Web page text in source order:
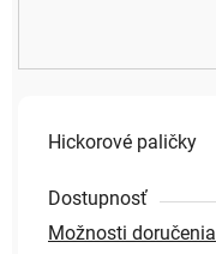
Hickorové paličky
Dostupnosť
Možnosti doručenia